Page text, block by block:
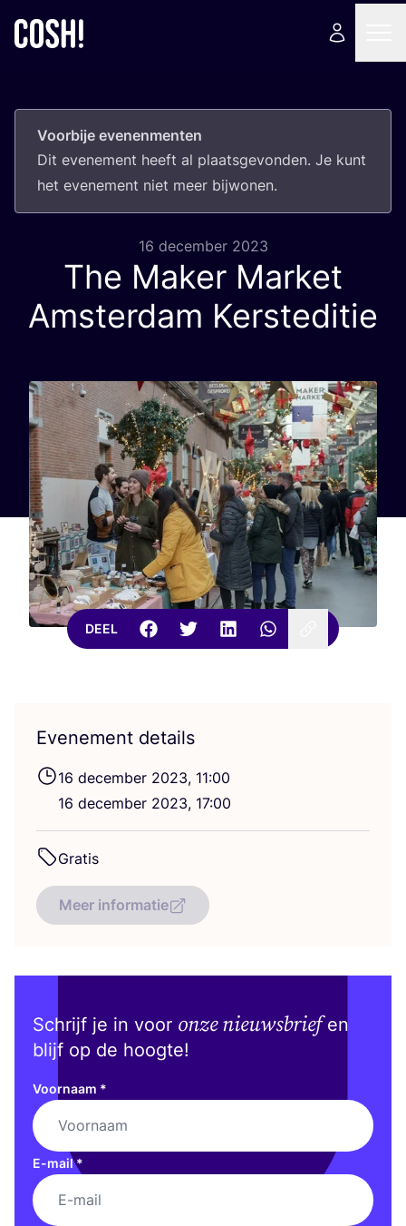
Voorbije evenenmenten
Dit eve­ne­ment heeft al plaats­ge­von­den. Je kunt
het eve­ne­ment niet meer bijwonen.
16 december 2023
The Maker Market
Amsterdam Kersteditie
DEEL
Evenement details
16 decem­ber 2023, 11:00
16 decem­ber 2023, 17:00
Gra­tis
Meer informatie
Schrijf je in voor onze nieuwsbriefen
blijf op de hoogte!
Voornaam *
E-mail*